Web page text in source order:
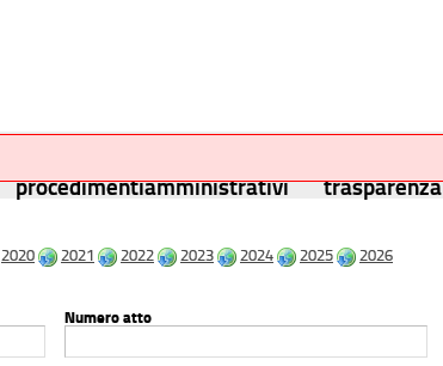
procedimentiamministrativi trasparenza
2020 2021 2022 2023 2024 2025 2026
Numero atto